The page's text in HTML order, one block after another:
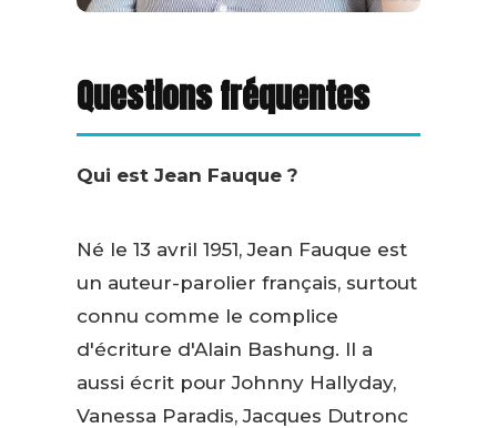
Questions fréquentes
Qui est Jean Fauque ?
Né le 13 avril 1951, Jean Fauque est
un auteur-parolier français, surtout
connu comme le complice
d'écriture d'Alain Bashung. Il a
aussi écrit pour Johnny Hallyday,
Vanessa Paradis, Jacques Dutronc